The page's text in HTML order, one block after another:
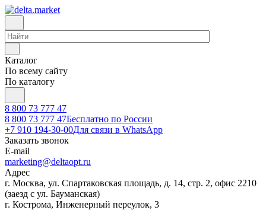
Каталог
По всему сайту
По каталогу
8 800 73 777 47
8 800 73 777 47Бесплатно по России
+7 910 194-30-00Для связи в WhatsApp
Заказать звонок
E-mail
marketing@deltaopt.ru
Адрес
г. Москва, ул. Спартаковская площадь, д. 14, стр. 2, офис 2210
(заезд с ул. Бауманская)
г. Кострома, Инженерный переулок, 3